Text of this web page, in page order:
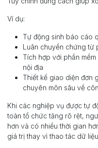
Ví dụ:
Tự động sinh báo cáo
Luân chuyển chứng từ
Tích hợp với phần
nội địa
Thiết kế giao diện đơn
chuyên môn sâu về
Khi các nghiệp vụ được tự
toàn tổ chức tăng rõ rệt,
hơn và có nhiều thời gian
giá trị thay vì thao tác dữ